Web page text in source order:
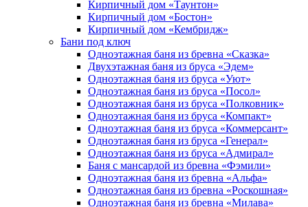
Кирпичный дом «Таунтон»
Кирпичный дом «Бостон»
Кирпичный дом «Кембридж»
Бани под ключ
Одноэтажная баня из бревна «Сказка»
Двухэтажная баня из бруса «Эдем»
Одноэтажная баня из бруса «Уют»
Одноэтажная баня из бруса «Посол»
Одноэтажная баня из бруса «Полковник»
Одноэтажная баня из бруса «Компакт»
Одноэтажная баня из бруса «Коммерсант»
Одноэтажная баня из бруса «Генерал»
Одноэтажная баня из бруса «Адмирал»
Баня с мансардой из бревна «Фэмили»
Одноэтажная баня из бревна «Альфа»
Одноэтажная баня из бревна «Роскошная»
Одноэтажная баня из бревна «Милава»